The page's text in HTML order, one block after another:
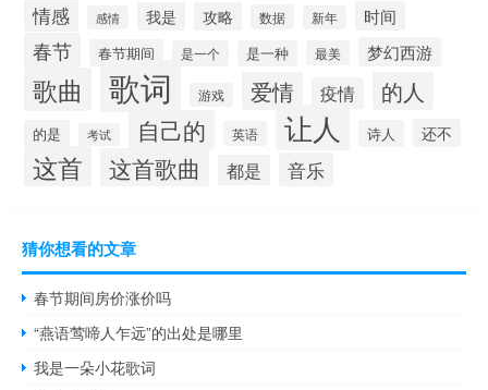
情感 感情 我是 攻略 数据 新年 时间
春节 春节期间 是一个 是一种 最美 梦幻西游
歌曲 歌词 游戏 爱情 疫情 的人
的是 考试 自己的 英语 让人 诗人 还不
这首 这首歌曲 都是 音乐
猜你想看的文章
春节期间房价涨价吗
“燕语莺啼人乍远”的出处是哪里
我是一朵小花歌词